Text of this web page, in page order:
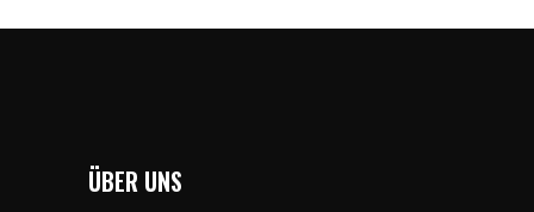
ÜBER UNS